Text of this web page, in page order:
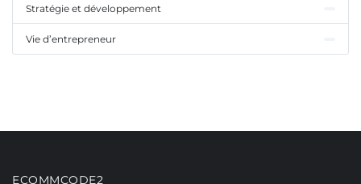
Stratégie et développement
Vie d’entrepreneur
ECOMMCODE2